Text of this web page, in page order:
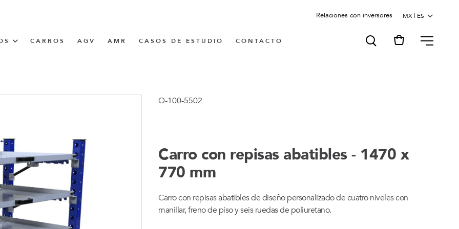
Relaciones con inversores
CARROS AGV AMR CASOS DE ESTUDIO CONTACTO MENU
Q-100-5502
Carro con repisas abatibles - 1470 x
770 mm
Carro con repisas abatibles de diseño personalizado de cuatro niveles con
manillar, freno de piso y seis ruedas de poliuretano.